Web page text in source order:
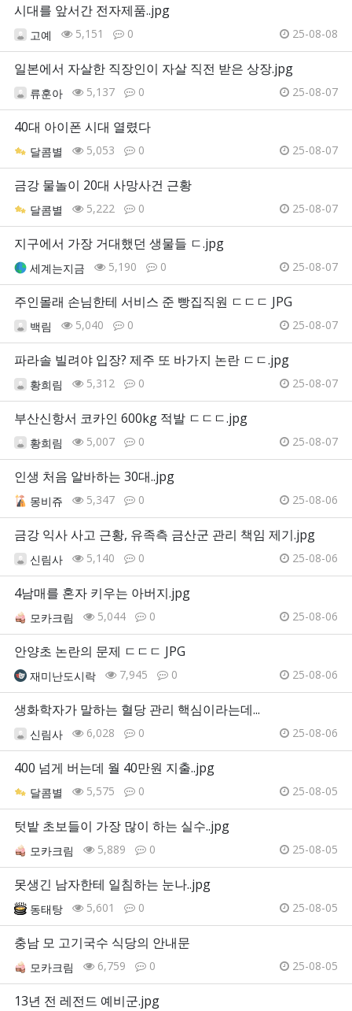
시대를 앞서간 전자제품..jpg
고예 5,151 0 25-08-08
일본에서 자살한 직장인이 자살 직전 받은 상장.jpg
류훈아 5,137 0 25-08-07
40대 아이폰 시대 열렸다
달콤별 5,053 0 25-08-07
금강 물놀이 20대 사망사건 근황
달콤별 5,222 0 25-08-07
지구에서 가장 거대했던 생물들 ㄷ.jpg
세계는지금 5,190 0 25-08-07
주인몰래 손님한테 서비스 준 빵집직원 ㄷㄷㄷ JPG
백림 5,040 0 25-08-07
파라솔 빌려야 입장? 제주 또 바가지 논란 ㄷㄷ.jpg
황희림 5,312 0 25-08-07
부산신항서 코카인 600kg 적발 ㄷㄷㄷ.jpg
황희림 5,007 0 25-08-07
인생 처음 알바하는 30대..jpg
몽비쥬 5,347 0 25-08-06
금강 익사 사고 근황, 유족측 금산군 관리 책임 제기.jpg
신림사 5,140 0 25-08-06
4남매를 혼자 키우는 아버지.jpg
모카크림 5,044 0 25-08-06
안양초 논란의 문제 ㄷㄷㄷ JPG
재미난도시락 7,945 0 25-08-06
생화학자가 말하는 혈당 관리 핵심이라는데...
신림사 6,028 0 25-08-06
400 넘게 버는데 월 40만원 지출..jpg
달콤별 5,575 0 25-08-05
텃밭 초보들이 가장 많이 하는 실수..jpg
모카크림 5,889 0 25-08-05
못생긴 남자한테 일침하는 눈나..jpg
동태탕 5,601 0 25-08-05
충남 모 고기국수 식당의 안내문
모카크림 6,759 0 25-08-05
13년 전 레전드 예비군.jpg